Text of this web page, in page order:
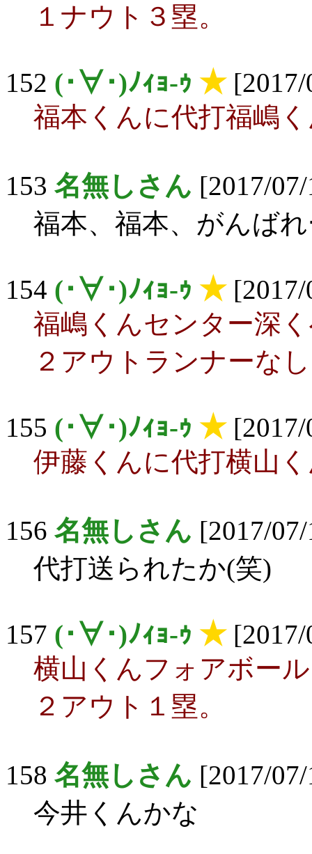
１ナウト３塁。
152 (･∀･)ﾉｨｮ-ｩ ★[2017/
福本くんに代打福嶋
153 名無しさん [2017/
福本、福本、がんば
154 (･∀･)ﾉｨｮ-ｩ ★[2017/
福嶋くんセンター深
２アウトランナーな
155 (･∀･)ﾉｨｮ-ｩ ★[2017/
伊藤くんに代打横山
156 名無しさん [2017/
代打送られたか(笑)
157 (･∀･)ﾉｨｮ-ｩ ★[2017/
横山くんフォアボー
２アウト１塁。
158 名無しさん [2017/
今井くんかな